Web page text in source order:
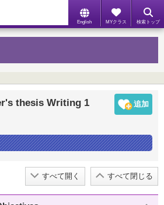
English MYクラス 検索トップ
thesis Writing 1
すべて開く すべて閉じる